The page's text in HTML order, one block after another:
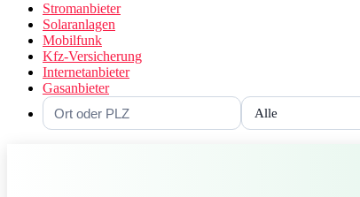
Stromanbieter
Solaranlagen
Mobilfunk
Kfz-Versicherung
Internetanbieter
Gasanbieter